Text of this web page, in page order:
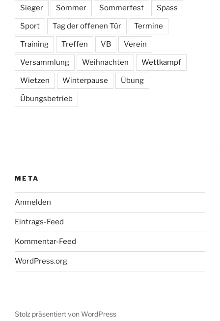
Sieger Sommer Sommerfest Spass
Sport Tag der offenen Tür Termine
Training Treffen VB Verein
Versammlung Weihnachten Wettkampf
Wietzen Winterpause Übung
Übungsbetrieb
META
Anmelden
Eintrags-Feed
Kommentar-Feed
WordPress.org
Stolz präsentiert von WordPress